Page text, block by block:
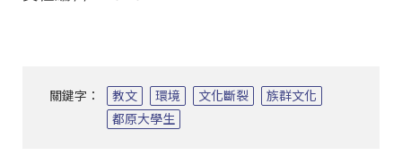
關鍵字： 教文 環境 文化斷裂
族群文化
都原大學生